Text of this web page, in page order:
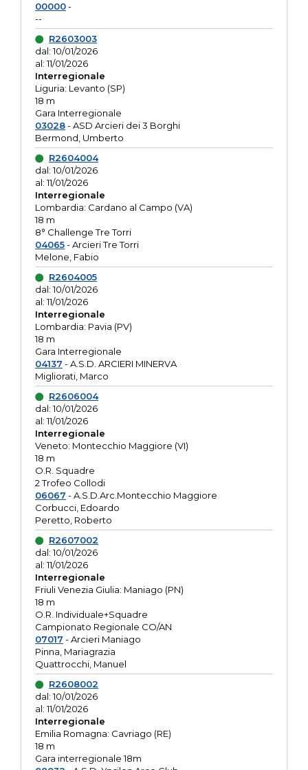
00000-
--
R2603003
dal: 10/01/2026
al: 11/01/2026
Interregionale
Liguria: Levanto (SP)
18 m
Gara Interregionale
03028- ASD Arcieri dei 3 Borghi
Bermond, Umberto
R2604004
dal: 10/01/2026
al: 11/01/2026
Interregionale
Lombardia: Cardano al Campo (VA)
18 m
8° Challenge Tre Torri
04065- Arcieri Tre Torri
Melone, Fabio
R2604005
dal: 10/01/2026
al: 11/01/2026
Interregionale
Lombardia: Pavia (PV)
18 m
Gara Interregionale
04137 - A.S.D. ARCIERI MINERVA
Migliorati, Marco
R2606004
dal: 10/01/2026
al: 11/01/2026
Interregionale
Veneto: Montecchio Maggiore (VI)
18 m
O.R. Squadre
2 Trofeo Collodi
06067 - A.S.D.Arc.Montecchio Maggiore
Corbucci, Edoardo
Peretto, Roberto
R2607002
dal: 10/01/2026
al: 11/01/2026
Interregionale
Friuli Venezia Giulia: Maniago (PN)
18 m
O.R. Individuale+Squadre
Campionato Regionale CO/AN
07017 - Arcieri Maniago
Pinna, Mariagrazia
Quattrocchi, Manuel
R2608002
dal: 10/01/2026
al: 11/01/2026
Interregionale
Emilia Romagna: Cavriago (RE)
18 m
Gara interregionale 18m